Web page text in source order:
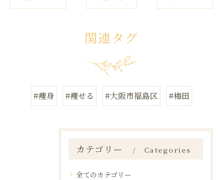
関連タグ
#痩身 #痩せる #大阪市福島区 #梅田
カテゴリー Categories
全てのカテゴリー